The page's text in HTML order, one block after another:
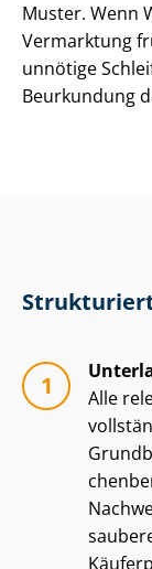
Muster. Wenn
Vermarktung
unnötige
Beurkundung
Alle